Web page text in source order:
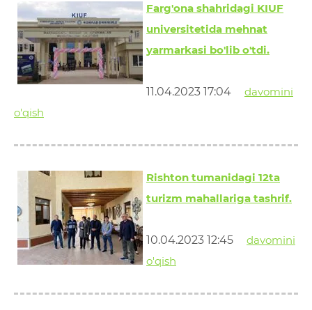
Farg'ona shahridagi KIUF
universitetida mehnat
yarmarkasi bo'lib o'tdi.
11.04.2023 17:04
davomini
o'qish
Rishton tumanidagi 12ta
turizm mahallariga tashrif.
10.04.2023 12:45
davomini
o'qish